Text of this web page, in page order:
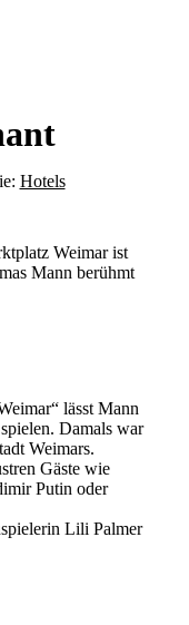
Hotels
Weimar ist
Mann berühmt
lässt Mann
Damals war
Weimars.
Gäste wie
Putin oder
Lili Palmer